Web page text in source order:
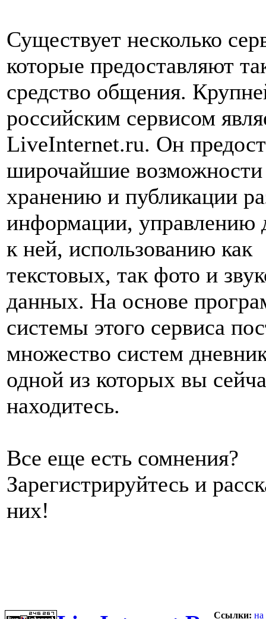
Существует несколько
которые предоставляют
средство общения.
российским сервисом
LiveInternet.ru. Он
широчайшие
хранению и публикации
информации, управлению
к ней, использованию как
текстовых, так фото и
данных. На основе
системы этого сервиса
множество систем
одной из которых вы
находитесь.
Все еще есть сомнения?
Зарегистрируйтесь и
них!
Ссылки: на